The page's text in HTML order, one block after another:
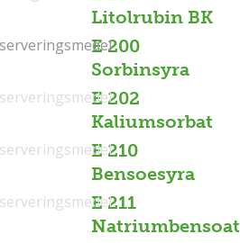
Litolrubin BK
E 200
Sorbinsyra
E 202
Kaliumsorbat
E 210
Bensoesyra
E 211
Natriumbensoat